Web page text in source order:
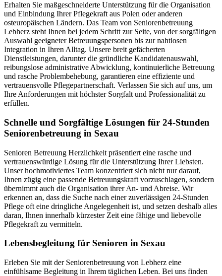
Erhalten Sie maßgeschneiderte Unterstützung für die Organisation
und Einbindung Ihrer Pflegekraft aus Polen oder anderen
osteuropäischen Ländern. Das Team von Seniorenbetreuung
Lebherz steht Ihnen bei jedem Schritt zur Seite, von der sorgfältigen
Auswahl geeigneter Betreuungspersonen bis zur nahtlosen
Integration in Ihren Alltag. Unsere breit gefächerten
Dienstleistungen, darunter die gründliche Kandidatenauswahl,
reibungslose administrative Abwicklung, kontinuierliche Betreuung
und rasche Problembehebung, garantieren eine effiziente und
vertrauensvolle Pflegepartnerschaft. Verlassen Sie sich auf uns, um
Ihre Anforderungen mit höchster Sorgfalt und Professionalität zu
erfüllen.
Schnelle und Sorgfältige Lösungen für 24-Stunden
Seniorenbetreuung in Sexau
Senioren Betreuung Herzlichkeit präsentiert eine rasche und
vertrauenswürdige Lösung für die Unterstützung Ihrer Liebsten.
Unser hochmotiviertes Team konzentriert sich nicht nur darauf,
Ihnen zügig eine passende Betreuungskraft vorzuschlagen, sondern
übernimmt auch die Organisation ihrer An- und Abreise. Wir
erkennen an, dass die Suche nach einer zuverlässigen 24-Stunden
Pflege oft eine dringliche Angelegenheit ist, und setzen deshalb alles
daran, Ihnen innerhalb kürzester Zeit eine fähige und liebevolle
Pflegekraft zu vermitteln.
Lebensbegleitung für Senioren in Sexau
Erleben Sie mit der Seniorenbetreuung von Lebherz eine
einfühlsame Begleitung in Ihrem täglichen Leben. Bei uns finden